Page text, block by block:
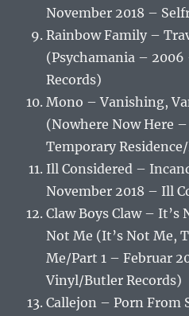
November 2018 –
Rainbow Family –
(Psychamania –
Records)
Mono – Vanishing,
(Nowhere Now Here
Temporary
Ill Considered –
November 2018 – Ill
Claw Boys Claw – It’s
Not Me (It’s Not Me,
Me/Part 1 – Februar
Vinyl/Butler Records)
Callejon – Porn From